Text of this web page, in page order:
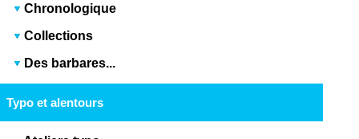
Chronologique
Collections
Des barbares...
Typo et alentours